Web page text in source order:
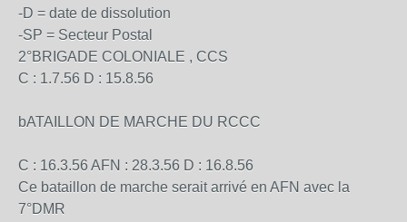
-D = date de dissolution
-SP = Secteur Postal
2°BRIGADE COLONIALE , CCS
C : 1.7.56 D : 15.8.56
bATAILLON DE MARCHE DU RCCC
C : 16.3.56 AFN : 28.3.56 D : 16.8.56
Ce bataillon de marche serait arrivé en AFN avec la
7°DMR